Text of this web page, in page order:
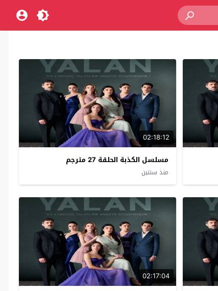
02:18:12
مسلسل الكذبة الحلقة 27 مترجم
منذ سنتين
02:17:04